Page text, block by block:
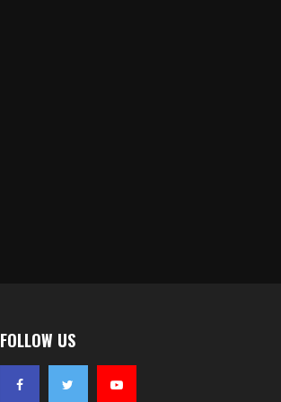
FOLLOW US